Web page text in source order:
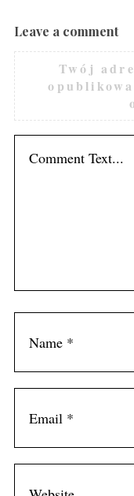
Leave a comment
Twój